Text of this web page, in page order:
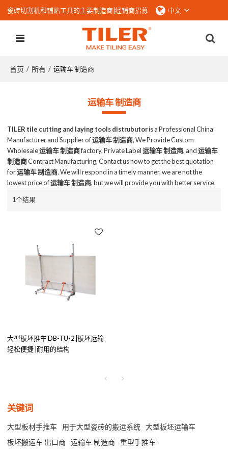
瓷砖切割机和铺贴工具的主要制造商|经销商招募 中文
首页 / 所有 / 运输车 制造商
运输车 制造商
TILER tile cutting and laying tools distrubutoris a Professional China
Manufacturer and Supplier of运输车 制造商, We Provide Custom
Wholesale运输车 制造商factory, Private Label运输车 制造商, and运输车
制造商Contract Manufacturing, Contact us now to get the best quotation
for运输车 制造商, We will respond in a timely manner, we are not the
lowest price of运输车 制造商, but we will provide you with better service.
1个结果
大型板坯推车 DB-TU-2 |板坯运输
轻松便捷 |耐用的结构
关键词
大型板材手推车 用于大型瓷砖的搬运系统
大型板坯运输车
板坯搬运车 出口商
运输车 制造商 重型手推车